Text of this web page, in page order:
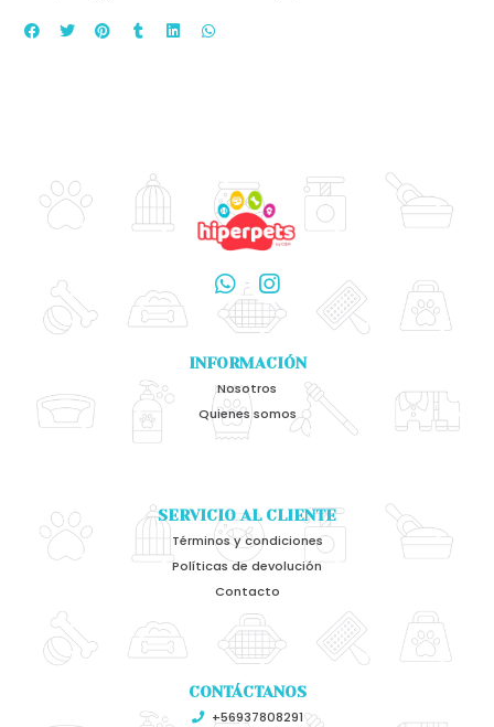
INFORMACIÓN
Nosotros
Quienes somos
SERVICIO AL CLIENTE
Términos y condiciones
Políticas de devolución
Contacto
CONTÁCTANOS
+56937808291